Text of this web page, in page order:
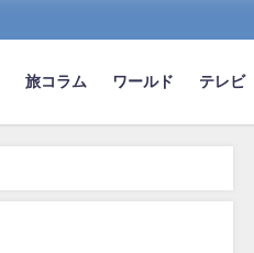
旅コラム ワールド テレビ